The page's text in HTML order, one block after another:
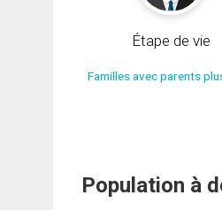
Étape de vie
Familles avec parents
Population à